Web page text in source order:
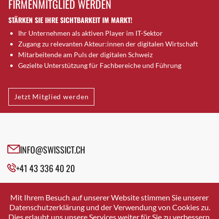
Brugg AG
Brütten
Bubendorf
Bubikon
Buchs (SG)
Bäretswil
Bülach
Cazis
Crissier
Davos Platz
Dierikon
Dietikon
FIRMENMITGLIED WERDEN
STÄRKEN SIE IHRE SICHTBARKEIT IM MARKT!
Ihr Unternehmen als aktiven Player im IT-Sektor
Zugang zu relevanten Akteur:innen der digitalen Wirtschaft
Mitarbeitende am Puls der digitalen Schweiz
Gezielte Unterstützung für Fachbereiche und Führung
Jetzt Mitglied werden
INFO@SWISSICT.CH
+41 43 336 40 20
SWISSICT
VULKANSTRASSE 120
8048 ZURICH
Mit Ihrem Besuch auf unserer Website stimmen Sie unserer
Datenschutzerklärung und der Verwendung von Cookies zu.
Dies erlaubt uns unsere Services weiter für Sie zu verbessern.